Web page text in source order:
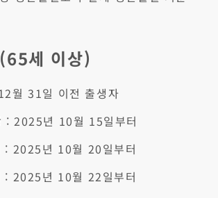
세 이상)
월 31일 이전 출생자
: 2025년 10월 15일부터
: 2025년 10월 20일부터
: 2025년 10월 22일부터